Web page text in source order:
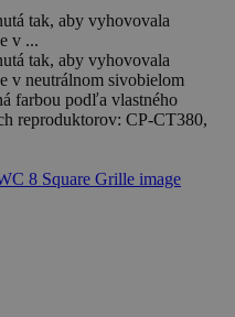
tak, aby vyhovovala
v ...
tak, aby vyhovovala
v neutrálnom sivobielom
farbou podľa vlastného
reproduktorov: CP-CT380,